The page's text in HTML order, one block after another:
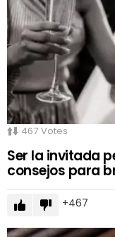
467 Votes
Ser la invitada
consejos para
467